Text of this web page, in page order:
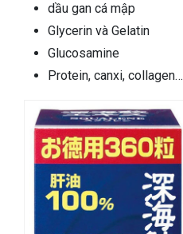
dầu gan cá mập
Glycerin và Gelatin
Glucosamine
Protein, canxi, collagen…